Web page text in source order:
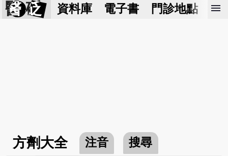
醫 砭 資料庫 電子書 門診地點 預
menu
方劑大全 注音 搜尋